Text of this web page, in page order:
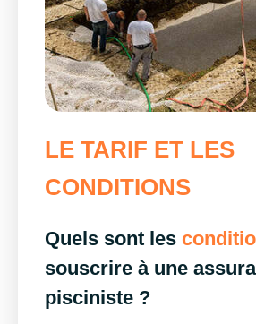
LE TARIF ET LES
CONDITIONS
Quels sont les
souscrire à une
pisciniste ?